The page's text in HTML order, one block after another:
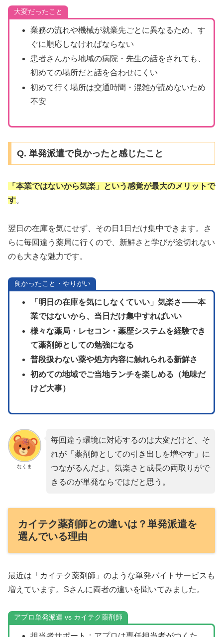
大変だったこと
業務の流れや機械が就業先ごとに異なるため、す
ぐに順応しなければならない
患者さんから地域の病院・先生の話をされても、
初めての場所だと話を合わせにくい
初めて行く場所は交通時間・混雑が読めないため
不安
Q. 単発派遣で良かったと感じたこと
「本業ではないから気楽」という感覚が最大のメリットで
す。
翌日の在庫を気にせず、その日1日だけ集中できます。さ
らに毎回違う薬局に行くので、新鮮さと学びが途切れない
のも大きな魅力です。
良かったこと・やりがい
「明日の在庫を気にしなくていい」気楽さ——本
業ではないから、当日だけ集中すればいい
様々な薬局・レセコン・薬歴システムを経験でき
て薬剤師としての勉強になる
普段扱わない薬や処方内容に触れられる新鮮さ
初めての地域でご当地ランチを楽しめる（地味だ
けど大事）
なくま
毎回違う環境に対応するのは大変だけど、そ
れが「薬剤師としての引き出しを増やす」に
つながるんだよ。気楽さと成長の両取りがで
きるのが単発ならではだと思う。
カイテク薬剤師との違いは？単発派遣を
選んでいる理由
最近は「カイテク薬剤師」のような単発バイトサービスも
増えています。Sさんに両者の違いを聞いてみました。
アプロ単発派遣 vs カイテク薬剤師